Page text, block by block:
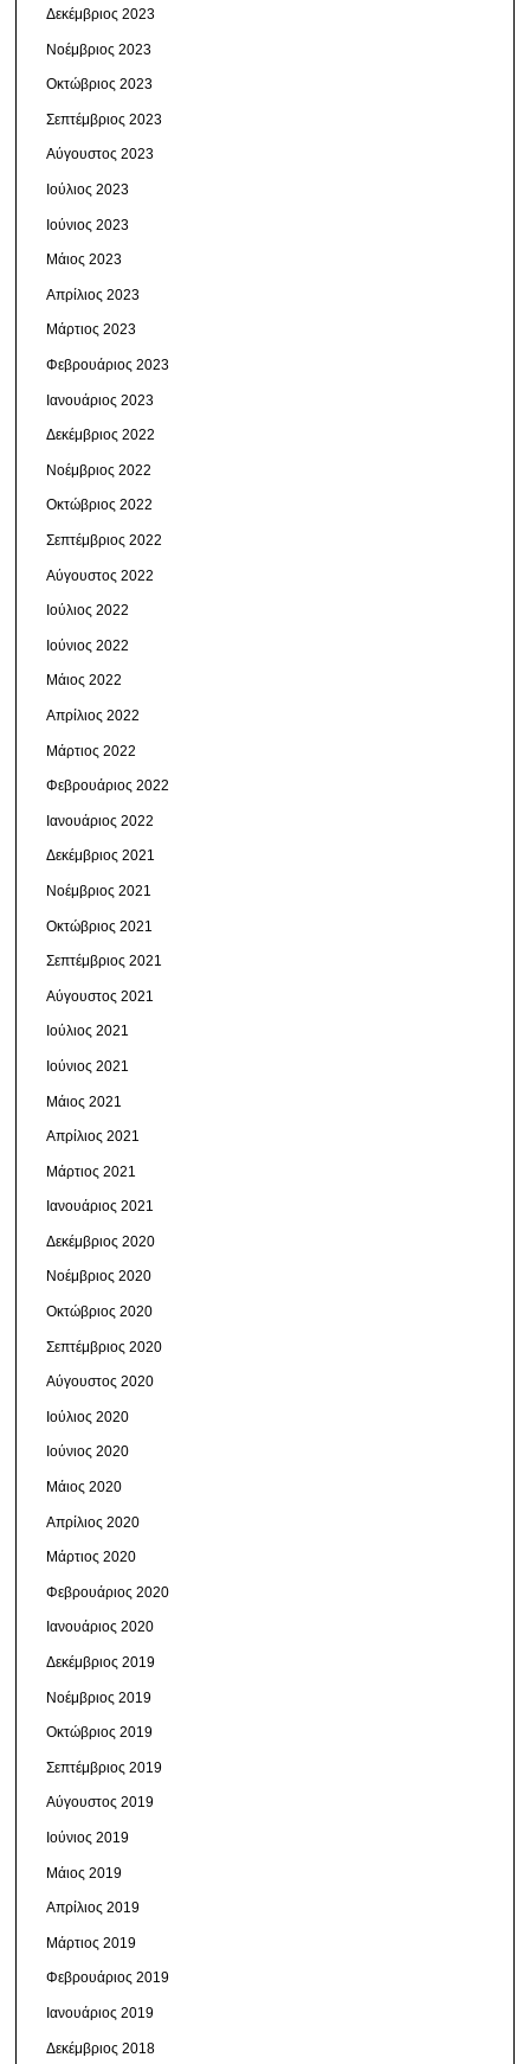
Δεκέμβριος 2023
Νοέμβριος 2023
Οκτώβριος 2023
Σεπτέμβριος 2023
Αύγουστος 2023
Ιούλιος 2023
Ιούνιος 2023
Μάιος 2023
Απρίλιος 2023
Μάρτιος 2023
Φεβρουάριος 2023
Ιανουάριος 2023
Δεκέμβριος 2022
Νοέμβριος 2022
Οκτώβριος 2022
Σεπτέμβριος 2022
Αύγουστος 2022
Ιούλιος 2022
Ιούνιος 2022
Μάιος 2022
Απρίλιος 2022
Μάρτιος 2022
Φεβρουάριος 2022
Ιανουάριος 2022
Δεκέμβριος 2021
Νοέμβριος 2021
Οκτώβριος 2021
Σεπτέμβριος 2021
Αύγουστος 2021
Ιούλιος 2021
Ιούνιος 2021
Μάιος 2021
Απρίλιος 2021
Μάρτιος 2021
Ιανουάριος 2021
Δεκέμβριος 2020
Νοέμβριος 2020
Οκτώβριος 2020
Σεπτέμβριος 2020
Αύγουστος 2020
Ιούλιος 2020
Ιούνιος 2020
Μάιος 2020
Απρίλιος 2020
Μάρτιος 2020
Φεβρουάριος 2020
Ιανουάριος 2020
Δεκέμβριος 2019
Νοέμβριος 2019
Οκτώβριος 2019
Σεπτέμβριος 2019
Αύγουστος 2019
Ιούνιος 2019
Μάιος 2019
Απρίλιος 2019
Μάρτιος 2019
Φεβρουάριος 2019
Ιανουάριος 2019
Δεκέμβριος 2018